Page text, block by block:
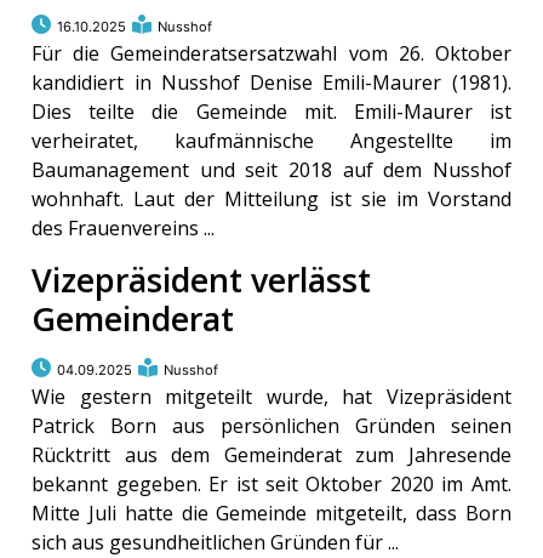
16.10.2025 Nusshof
Für die Gemeinderatsersatzwahl vom 26. Oktober
kandidiert in Nusshof Denise Emili-Maurer (1981).
Dies teilte die Gemeinde mit. Emili-Maurer ist
verheiratet, kaufmännische Angestellte im
Baumanagement und seit 2018 auf dem Nusshof
wohnhaft. Laut der Mitteilung ist sie im Vorstand
des Frauenvereins ...
Vizepräsident verlässt
Gemeinderat
04.09.2025 Nusshof
Wie gestern mitgeteilt wurde, hat Vizepräsident
Patrick Born aus persönlichen Gründen seinen
Rücktritt aus dem Gemeinderat zum Jahresende
bekannt gegeben. Er ist seit Oktober 2020 im Amt.
Mitte Juli hatte die Gemeinde mitgeteilt, dass Born
sich aus gesundheitlichen Gründen für ...